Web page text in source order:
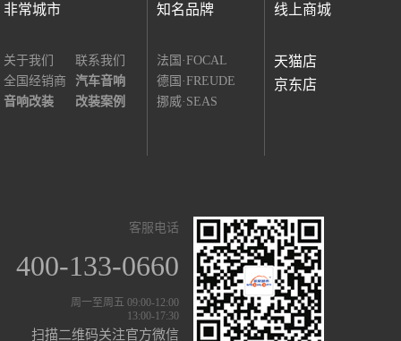
非常城市
关于我们
联系我们
全国经销商
汽车音响
音响改装
改装案例
知名品牌
法国·FOCAL
德国·FREUDE
挪威·SEAS
线上商城
天猫店
京东店
客服电话
400-133-0660
周一至周五 09:00-12:00
13:00-17:30
扫描二维码关注官方微信